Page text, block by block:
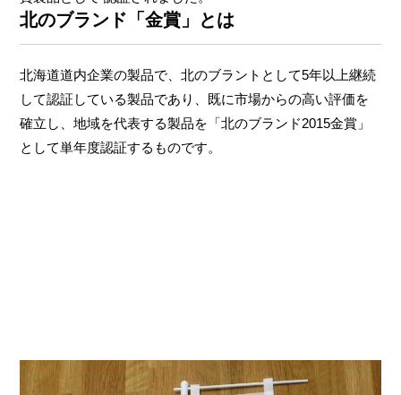
北のブランド「金賞」とは
北海道道内企業の製品で、北のブラントとして5年以上継続
して認証している製品であり、既に市場からの高い評価を
確立し、地域を代表する製品を「北のブランド2015金賞」
として単年度認証するものです。